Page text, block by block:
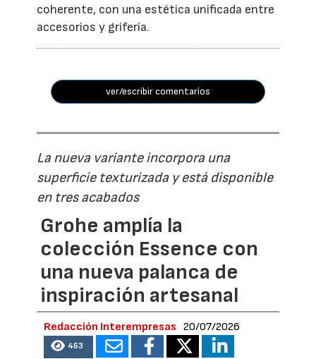
coherente, con una estética unificada entre
accesorios y grifería.
ver/escribir comentarios
La nueva variante incorpora una
superficie texturizada y está disponible
en tres acabados
Grohe amplía la
colección Essence con
una nueva palanca de
inspiración artesanal
Redacción Interempresas 20/07/2026
463